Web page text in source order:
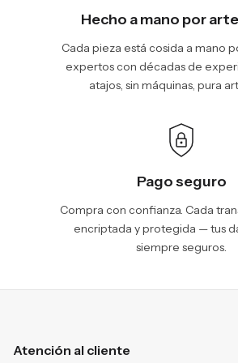
Hecho a mano por
Cada pieza está cosida a mano
expertos con décadas de
atajos, sin máquinas, pura
Pago seguro
Compra con confianza. Cada
encriptada y protegida — tus
siempre seguros.
Atención al cliente